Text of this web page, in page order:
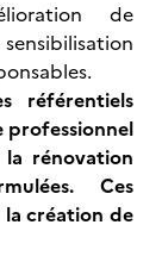
de
référentiels
la rénovation
Ces
création de